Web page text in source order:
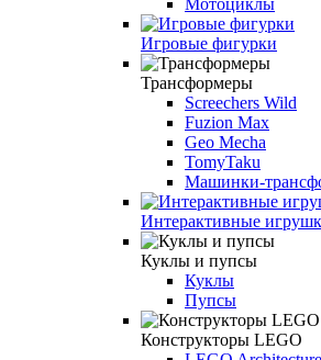
Игровые фигурки
Трансформеры
Screechers Wild
Fuzion Max
Geo Mecha
TomyTaku
Машинки-
Интерактивные
Куклы и пупсы
Куклы
Пупсы
Конструкторы LEGO